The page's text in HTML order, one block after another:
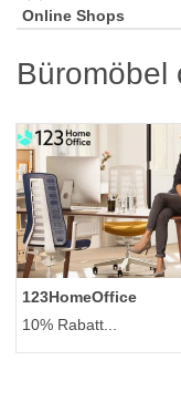
Online Shops
Büromöbel
123HomeOffice
10% Rabatt...